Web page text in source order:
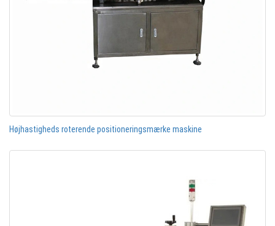
Højhastigheds roterende positioneringsmærke maskine